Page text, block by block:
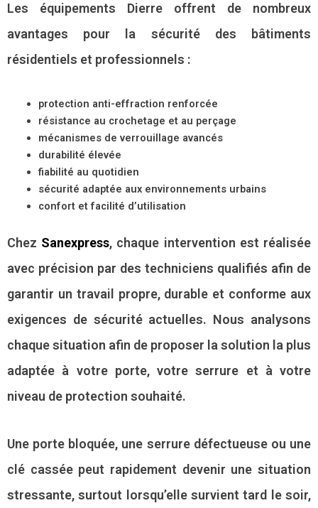
Les équipements Dierre offrent de nombreux
avantages pour la sécurité des bâtiments
résidentiels et professionnels :
protection anti-effraction renforcée
résistance au crochetage et au perçage
mécanismes de verrouillage avancés
durabilité élevée
fiabilité au quotidien
sécurité adaptée aux environnements urbains
confort et facilité d’utilisation
Chez Sanexpress, chaque intervention est réalisée
avec précision par des techniciens qualifiés afin de
garantir un travail propre, durable et conforme aux
exigences de sécurité actuelles. Nous analysons
chaque situation afin de proposer la solution la plus
adaptée à votre porte, votre serrure et à votre
niveau de protection souhaité.
Une porte bloquée, une serrure défectueuse ou une
clé cassée peut rapidement devenir une situation
stressante, surtout lorsqu’elle survient tard le soir,